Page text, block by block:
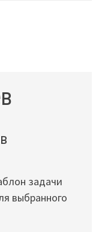
задачи
выбранного